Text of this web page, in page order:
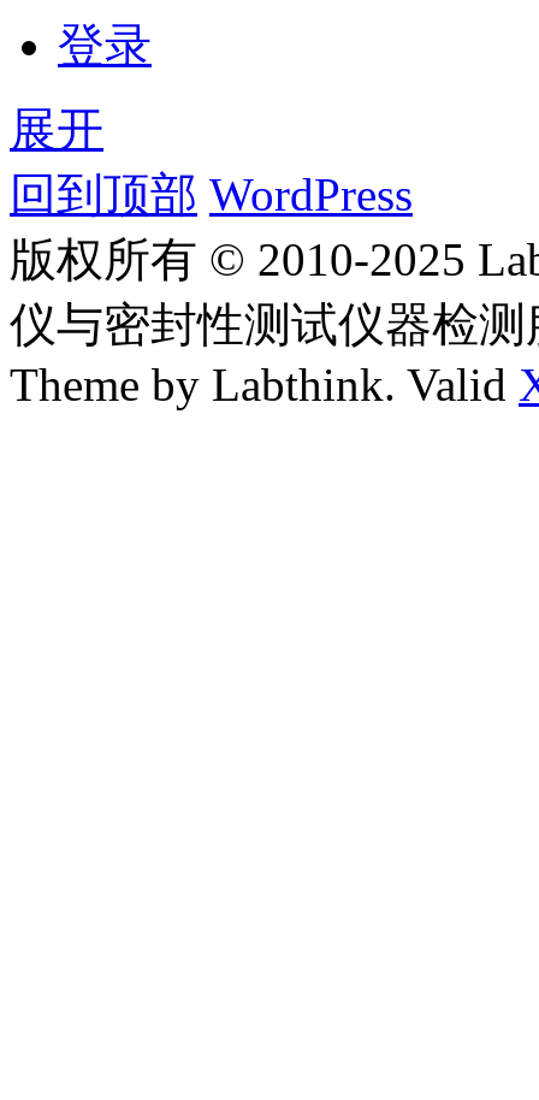
登录
展开
回到顶部 WordPress
版权所有 © 2010-2025
仪与密封性测试仪器检
Theme by Labthink. Valid